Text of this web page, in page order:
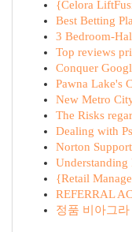
{Celora
Best Betting
3 Bedroom-
Top reviews
Conquer
Pawna Lake's
New Metro
The Risks
Dealing with
Norton
Understanding
{Retail
REFERRAL
정품 비아그